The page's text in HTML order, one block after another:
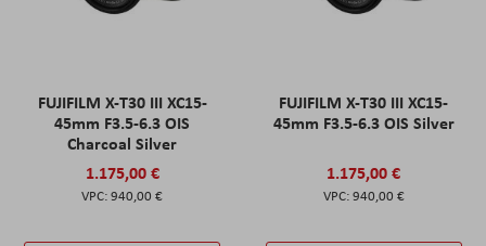
FUJIFILM X-T30 III XC15-
45mm F3.5-6.3 OIS
Charcoal Silver
1.175,00 €
940,00 €
FUJIFILM X-T30 III XC15-
45mm F3.5-6.3 OIS Silver
1.175,00 €
940,00 €